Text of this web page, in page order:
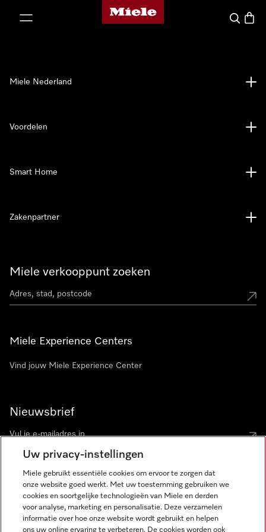
Homepage van Miele
Wat zoek
Miele verkooppunt zoeken
Miele Experience Centers
Vind jouw Miele Experience Center
Nieuwsbrief
Miele Nederland
Voordelen
Smart Home
Zakenpartner
Miele op Instagram
Miele op Facebook
Miele op Youtube
Uw privacy-instellingen
Miele gebruikt essentiële cookies om ervoor te zorgen dat
onze website goed werkt. Met uw toestemming gebruiken we
cookies en soortgelijke technologieën van Miele en derden
voor analyse, marketing en personalisatie. Deze verzamelen
informatie over hoe onze website wordt gebruikt en helpen
ons uw online ervaring te verbeteren. De cookies worden ook